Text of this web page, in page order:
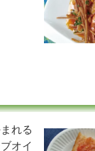
れる
オイ